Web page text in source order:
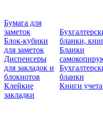
Бумага для
заметок
Блок-кубики
для заметок
Диспенсеры
для закладок и
блокнотов
Клейкие
закладки
бланки,
Бланки
бланки
Книги учета